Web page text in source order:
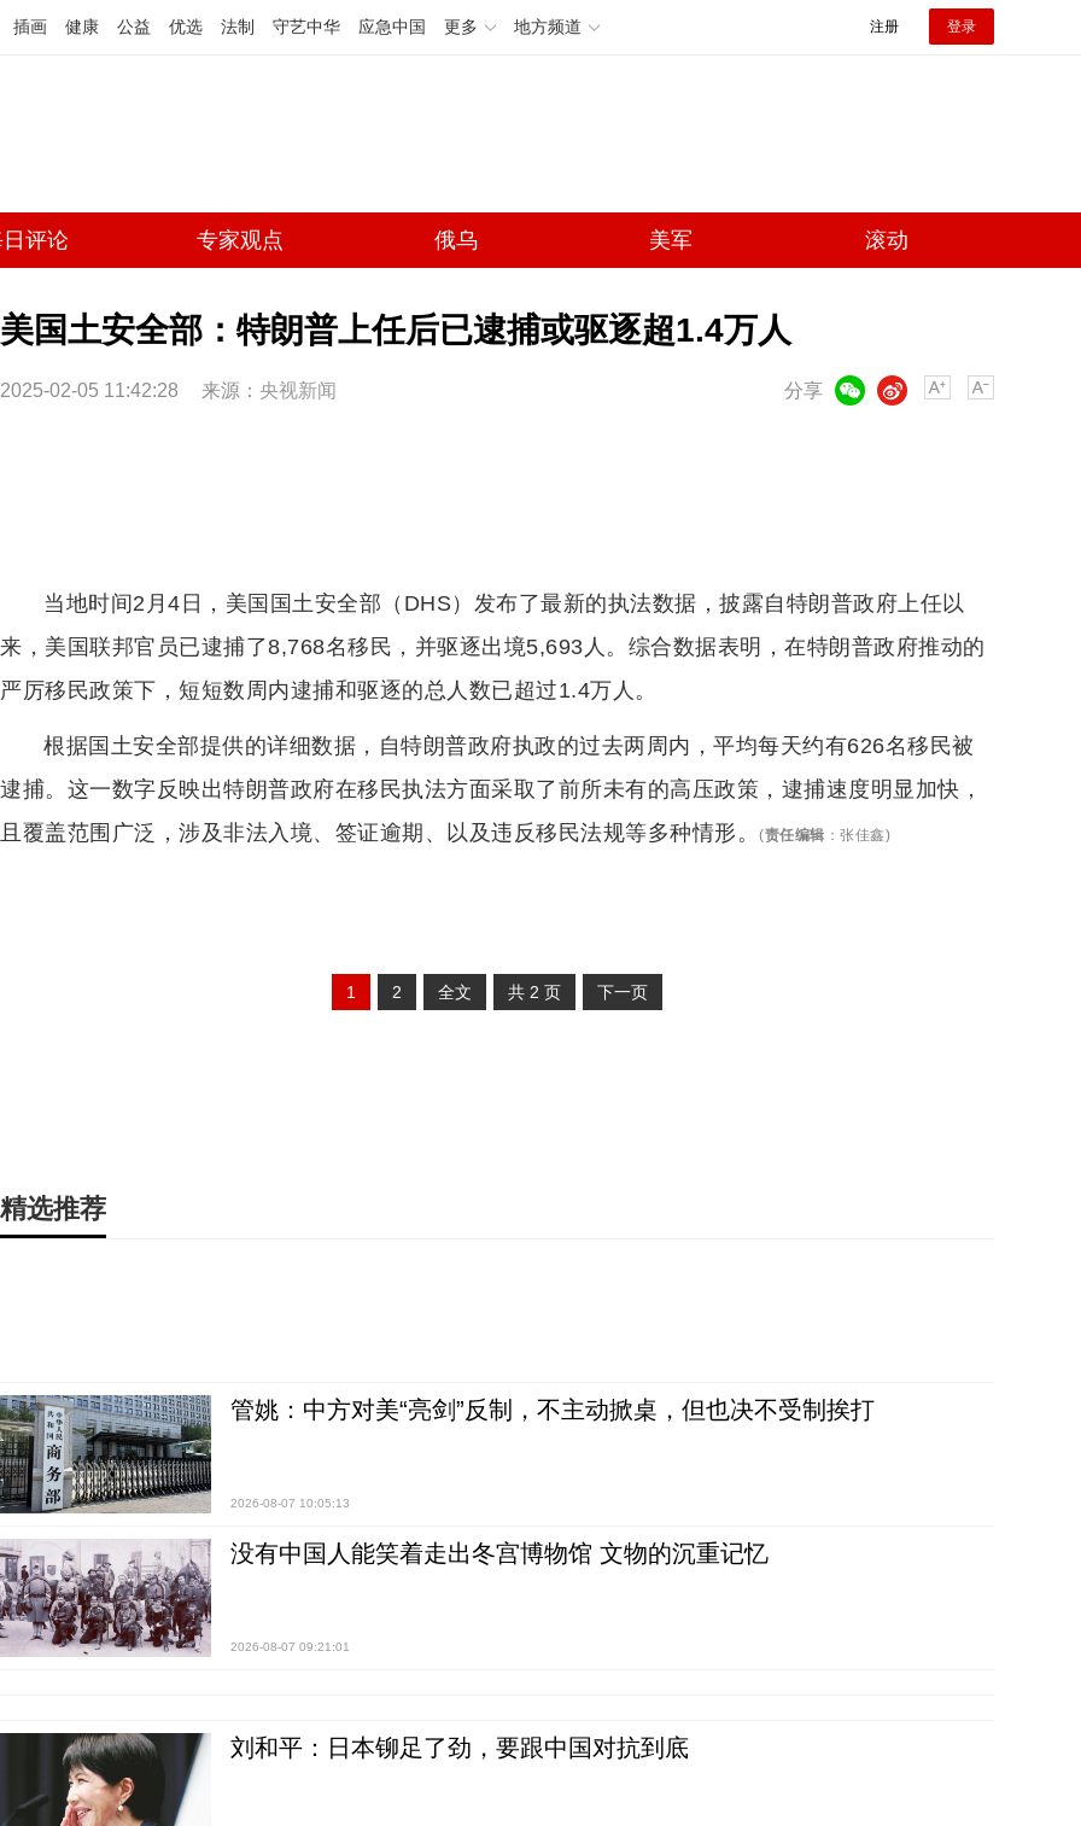
插画 健康 公益 优选 法制 守艺中华 应急中国 更多 地方频道 注册 登录
评论 专家观点 俄乌 美军 滚动
美国土安全部：特朗普上任后已逮捕或驱逐超1.4万人
2025-02-05 11:42:28 来源： 央视新闻 分享
微博
当地时间2月4日，美国国土安全部（DHS）发布了最新的执法数据，披露自特朗普政府上任以
来，美国联邦官员已逮捕了8,768名移民，并驱逐出境5,693人。综合数据表明，在特朗普政府推动的
严厉移民政策下，短短数周内逮捕和驱逐的总人数已超过1.4万人。
根据国土安全部提供的详细数据，自特朗普政府执政的过去两周内，平均每天约有626名移民被
逮捕。这一数字反映出特朗普政府在移民执法方面采取了前所未有的高压政策，逮捕速度明显加快，
且覆盖范围广泛，涉及非法入境、签证逾期、以及违反移民法规等多种情形。
(责任编辑 ： 张佳鑫)
1 2 全文 共 2 页 下一页
精选推荐
管姚：中方对美“亮剑”反制，不主动掀桌，但也决不受制挨打
2026-08-07 10:05:13
没有中国人能笑着走出冬宫博物馆 文物的沉重记忆
2026-08-07 09:21:01
刘和平：日本铆足了劲，要跟中国对抗到底